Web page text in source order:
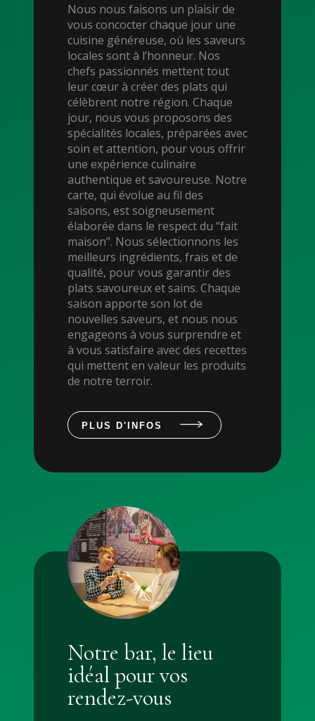
Nous nous faisons un plaisir de
vous concocter chaque jour une
cuisine généreuse, où les saveurs
locales sont à l’honneur. Nos
chefs passionnés mettent tout
leur cœur à créer des plats qui
célèbrent notre région. Chaque
jour, nous vous proposons des
spécialités locales, préparées avec
soin et attention, pour vous offrir
une expérience culinaire
authentique et savoureuse. Notre
carte, qui évolue au fil des
saisons, est soigneusement
élaborée dans le respect du “fait
maison”. Nous sélectionnons les
meilleurs ingrédients, frais et de
qualité, pour vous garantir des
plats savoureux et sains. Chaque
saison apporte son lot de
nouvelles saveurs, et nous nous
engageons à vous surprendre et
à vous satisfaire avec des recettes
qui mettent en valeur les produits
de notre terroir.
PLUS D'INFOS
Notre bar, le lieu
idéal pour vos
rendez-vous